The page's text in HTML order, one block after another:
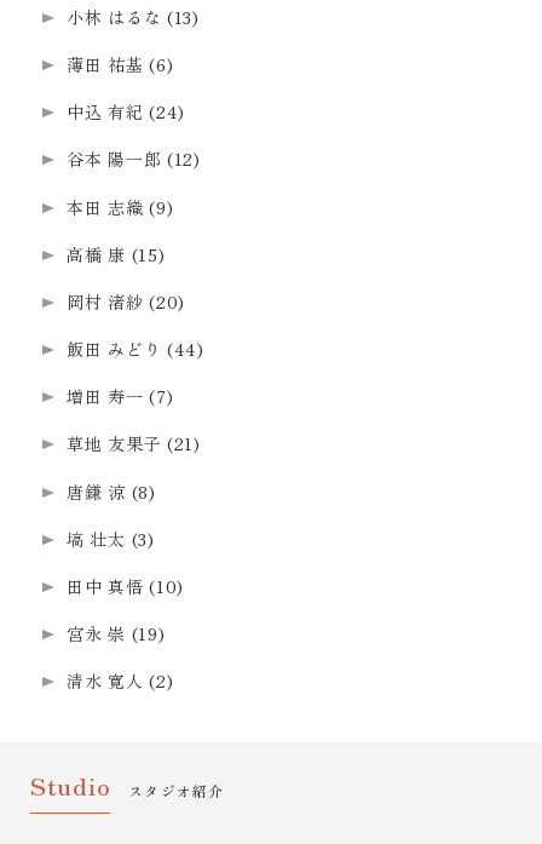
小林 はるな (13)
薄田 祐基 (6)
中込 有紀 (24)
谷本 陽一郎 (12)
本田 志織 (9)
高橋 康 (15)
岡村 渚紗 (20)
飯田 みどり (44)
増田 寿一 (7)
草地 友果子 (21)
唐鎌 涼 (8)
塙 壮太 (3)
田中 真悟 (10)
宮永 崇 (19)
清水 寛人 (2)
Studio スタジオ紹介